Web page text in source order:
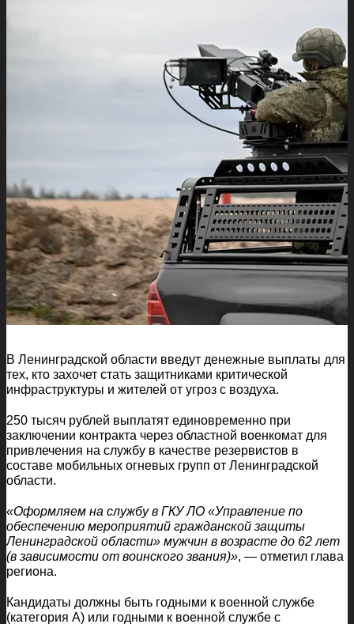
В Ленинградской области введут денежные выплаты для
тех, кто захочет стать защитниками критической
инфраструктуры и жителей от угроз с воздуха.
250 тысяч рублей выплатят единовременно при
заключении контракта через областной военкомат для
привлечения на службу в качестве резервистов в
составе мобильных огневых групп от Ленинградской
области.
«Оформляем на службу в ГКУ ЛО «Управление по
обеспечению мероприятий гражданской защиты
Ленинградской области» мужчин в возрасте до 62 лет
(в зависимости от воинского звания)», — отметил глава
региона.
Кандидаты должны быть годными к военной службе
(категория А) или годными к военной службе с